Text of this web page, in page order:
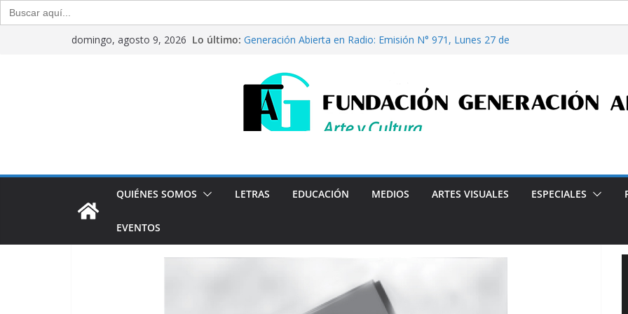
Buscar:
domingo, agosto 9, 2026 Lo último: Generación Abierta en Radio: Emisión N° 971, Lunes 27 de
2026
Del debate entre filosofía y tecnología, por Gabriella Bianco
Generación Abierta en Radio: Emisión N° 972, Lunes 03 de
Agosto de 2026
QUIÉNES SOMOS LETRAS EDUCACIÓN MEDIOS ARTES VISUALES ESPECIALES
EVENTOS